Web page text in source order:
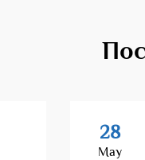
28
May